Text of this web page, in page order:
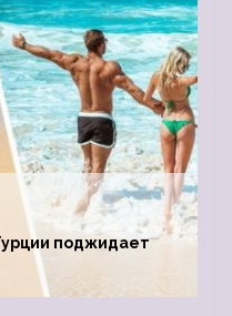
поджидает